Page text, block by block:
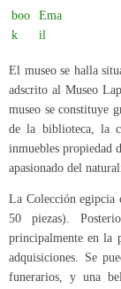
El museo se halla
adscrito al Museo
museo se constituye
de la biblioteca, la
inmuebles propiedad
apasionado del
La Colección egipcia
50 piezas).
principalmente en la
adquisiciones. Se
funerarios, y una